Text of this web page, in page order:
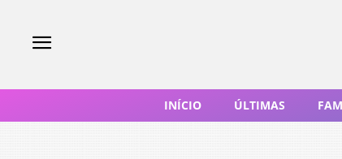
INÍCIO ÚLTIMAS